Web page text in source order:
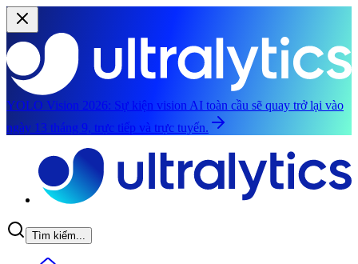
YOLO Vision 2026: Sự kiện vision AI toàn cầu sẽ quay trở lại vào
ngày 13 tháng 9, trực tiếp và trực tuyến.
Tìm kiếm...